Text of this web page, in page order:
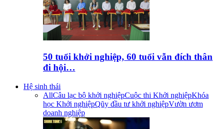
50 tuổi khởi nghiệp, 60 tuổi vẫn đích thân
đi hội…
Hệ sinh thái
AllCâu lạc bộ khởi nghiệpCuộc thi Khởi nghiệpKhóa
học Khởi nghiệpQũy đầu tư khởi nghiệpVườn ươm
doanh nghiệp